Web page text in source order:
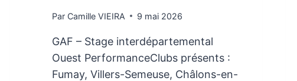
Par Camille VIEIRA 9 mai 2026
GAF – Stage interdépartemental
Ouest PerformanceClubs présents :
Fumay, Villers-Semeuse, Châlons-en-